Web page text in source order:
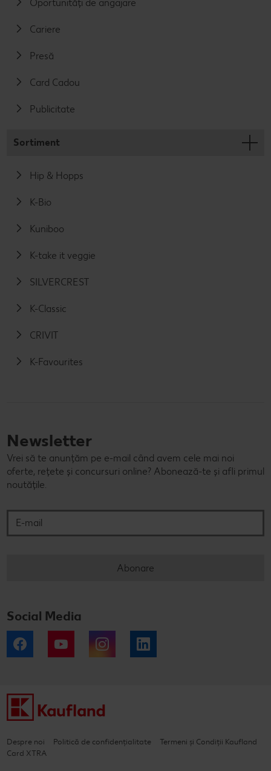
Oportunități de angajare
Cariere
Presă
Card Cadou
Publicitate
Sortiment
Hip & Hopps
K-Bio
Kuniboo
K-take it veggie
SILVERCREST
K-Classic
CRIVIT
K-Favourites
Newsletter
Vrei să te anunțăm pe e-mail când avem cele mai noi
oferte, rețete și concursuri online? Abonează-te și afli primul
noutățile.
Abonare
Social Media
Facebook YouTube Instagram
Despre noi Politică de confidențialitate
Termeni și Condiții Kaufland
Card XTRA